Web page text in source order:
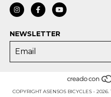
NEWSLETTER
COPYRIGHT ASENSOS BICYCLES -